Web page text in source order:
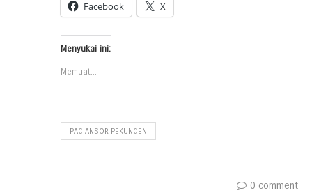
Facebook X
Menyukai ini:
Memuat...
PAC ANSOR PEKUNCEN
0 comment